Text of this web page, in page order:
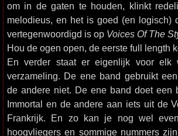
om in de gaten te houden, klinkt
melodieus, en het is goed (en logisch)
vertegenwoordigd is op Voices Of The
Hou de ogen open, de eerste full length
En verder staat er eigenlijk voor elk
verzameling. De ene band gebruikt
de andere niet. De ene band doet een
Immortal en de andere aan iets uit de
Frankrijk. En zo kan je nog wel
hoogvliegers en sommige nummers